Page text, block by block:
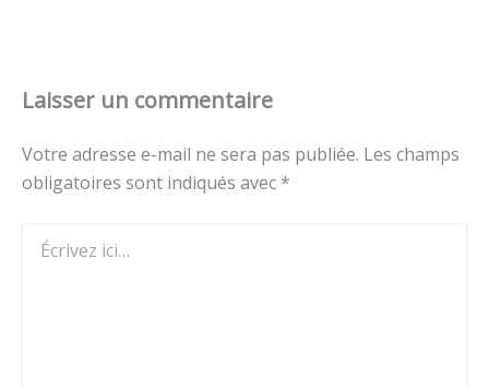
Laisser un commentaire
Votre adresse e-mail ne sera pas publiée. Les champs
obligatoires sont indiqués avec *
ici…